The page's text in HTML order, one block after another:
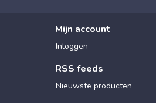
Mijn account
Inloggen
RSS feeds
Nieuwste producten